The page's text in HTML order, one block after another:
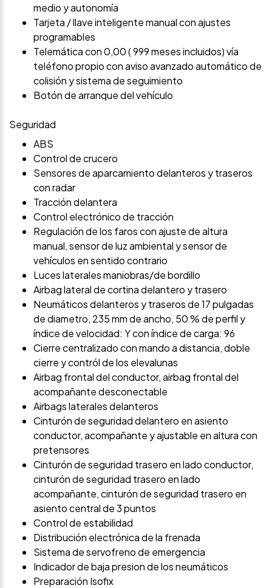
medio y autonomía
Tarjeta / llave inteligente manual con ajustes
programables
Telemática con 0,00 ( 999 meses incluidos) vía
teléfono propio con aviso avanzado automático de
colisión y sistema de seguimiento
Botón de arranque del vehículo
Seguridad
ABS
Control de crucero
Sensores de aparcamiento delanteros y traseros
con radar
Tracción delantera
Control electrónico de tracción
Regulación de los faros con ajuste de altura
manual, sensor de luz ambiental y sensor de
vehículos en sentido contrario
Luces laterales maniobras/de bordillo
Airbag lateral de cortina delantero y trasero
Neumáticos delanteros y traseros de 17 pulgadas
de diametro, 235 mm de ancho, 50 % de perfil y
índice de velocidad: Y con índice de carga: 96
Cierre centralizado con mando a distancia, doble
cierre y contról de los elevalunas
Airbag frontal del conductor, airbag frontal del
acompañante desconectable
Airbags laterales delanteros
Cinturón de seguridad delantero en asiento
conductor, acompañante y ajustable en altura con
pretensores
Cinturón de seguridad trasero en lado conductor,
cinturón de seguridad trasero en lado
acompañante, cinturón de seguridad trasero en
asiento central de 3 puntos
Control de estabilidad
Distribución electrónica de la frenada
Sistema de servofreno de emergencia
Indicador de baja presion de los neumáticos
Preparación Isofix